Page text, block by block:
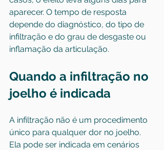
aparecer. O tempo de resposta
depende do diagnóstico, do tipo de
infiltração e do grau de desgaste ou
inflamação da articulação.
Quando a infiltração no
joelho é indicada
A infiltração não é um procedimento
único para qualquer dor no joelho.
Ela pode ser indicada em cenários